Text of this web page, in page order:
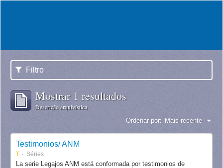
Filtro
Mostrar 1 resultados
Descrição arquivística
Ordenar por: Mais recente
Testimonios/ ANM
T Séries
La serie Legajos ANM está conformada por testimonios de